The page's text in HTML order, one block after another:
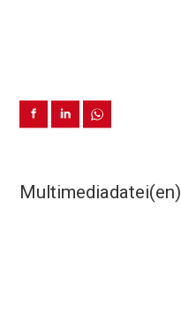
Multimediadatei(en)